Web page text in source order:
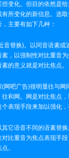
些变化。但目的依然是
有所变化的新信息。选
主要有如下几种：
音替换)。以同音语素或
素，以强制性对比重音
的意义就是对比焦点。
(网吧广告)很明显往与网
往和网。网是对比焦点
表现手段来加以强化，
它语音不同的语素替
比重音为焦点表现手
。